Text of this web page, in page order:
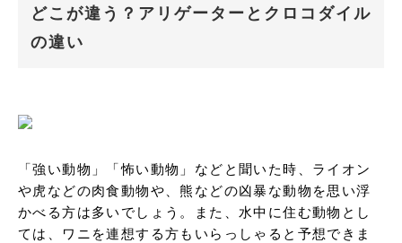
どこが違う？アリゲーターとクロコダイル
の違い
「強い動物」「怖い動物」などと聞いた時、ライオン
や虎などの肉食動物や、熊などの凶暴な動物を思い浮
かべる方は多いでしょう。また、水中に住む動物とし
ては、ワニを連想する方もいらっしゃると予想できま